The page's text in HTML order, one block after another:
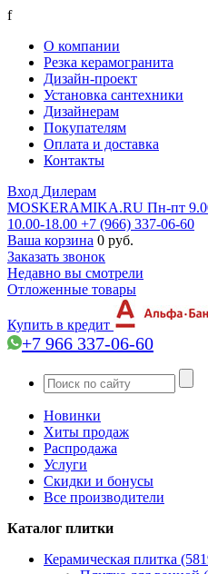
f
О компании
Резка керамогранита
Дизайн-проект
Установка сантехники
Дизайнерам
Покупателям
Оплата и доставка
Контакты
Вход Дилерам
MOSKERAMIKA.RU Пн-пт
10.00-18.00 +7 (966) 337-06-60
Ваша корзина 0 руб.
Заказать звонок
Недавно вы смотрели
Отложенные товары
Купить в кредит
+7 966 337-06-60
Новинки
Хиты продаж
Распродажа
Услуги
Скидки и бонусы
Все производители
Каталог плитки
Керамическая плитка